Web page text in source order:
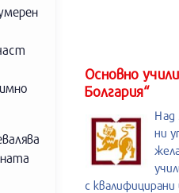
Основно
Болгария“
Над
ни
с